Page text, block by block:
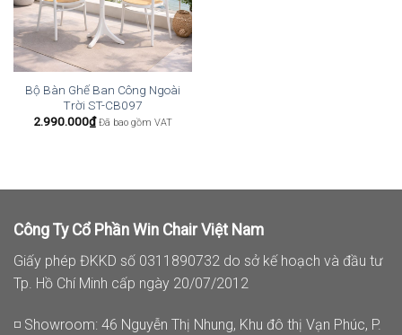
Bộ Bàn Ghế Ban Công Ngoài
Trời ST-CB097
2.990.000₫ Đã bao gồm VAT
Công Ty Cổ Phần Win Chair Việt Nam
Giấy phép ĐKKD số 0311890732 do sở kế hoạch và đầu tư
Tp. Hồ Chí Minh cấp ngày 20/07/2012
◽ Showroom: 46 Nguyễn Thị Nhung, Khu đô thị Vạn Phúc, P.